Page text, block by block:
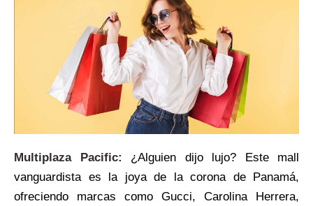
Multiplaza Pacific: ¿Alguien dijo lujo? Este mall
vanguardista es la joya de la corona de Panamá,
ofreciendo marcas como Gucci, Carolina Herrera,